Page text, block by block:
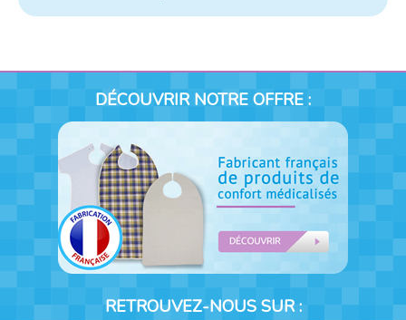
DÉCOUVRIR NOTRE OFFRE :
RETROUVEZ-NOUS SUR :